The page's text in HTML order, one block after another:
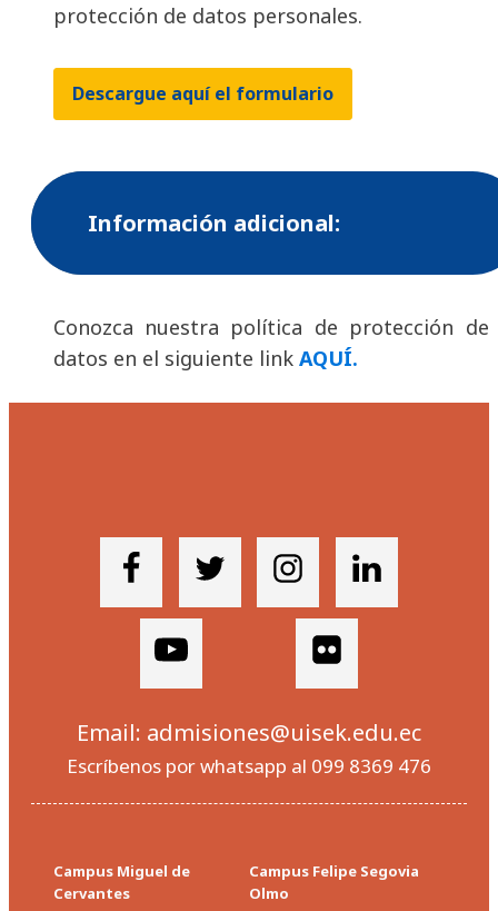
protección de datos personales.
Descargue aquí el formulario
Información adicional:
Conozca nuestra política de protección de
datos en el siguiente link AQUÍ.
Email: admisiones@uisek.edu.ec
Escríbenos por whatsapp al 099 8369 476
Campus Miguel de
Cervantes
Campus Felipe Segovia
Olmo